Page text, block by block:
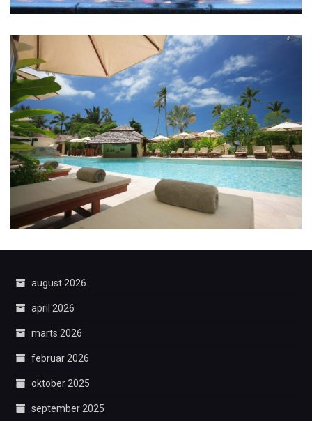
august 2026
april 2026
marts 2026
februar 2026
oktober 2025
september 2025